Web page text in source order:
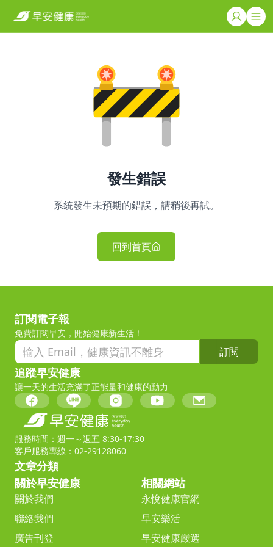
發生錯誤
系統發生未預期的錯誤，請稍後再試。
回到首頁
訂閱電子報
免費訂閱早安，開始健康新生活！
訂閱
追蹤早安健康
讓一天的生活充滿了正能量和健康的動力
服務時間：週一～週五 8:30-17:30
客戶服務專線：02-29128060
文章分類
關於早安健康
關於我們
聯絡我們
廣告刊登
相關網站
永悅健康官網
早安樂活
早安健康嚴選